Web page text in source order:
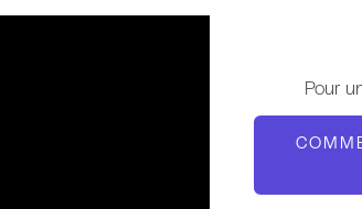
Pour